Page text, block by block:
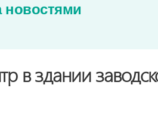
новостями
в здании